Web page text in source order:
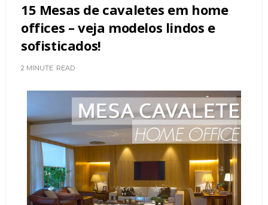
15 Mesas de cavaletes em home
offices – veja modelos lindos e
sofisticados!
2 MINUTE READ